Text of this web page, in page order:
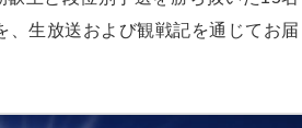
、生放送および観戦記を通じてお届